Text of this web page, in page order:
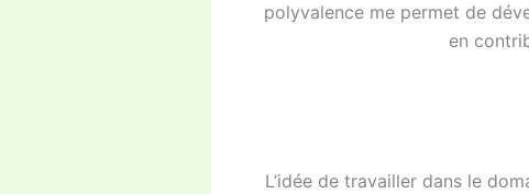
polyvalence me permet de
en
L’idée de travailler dans le